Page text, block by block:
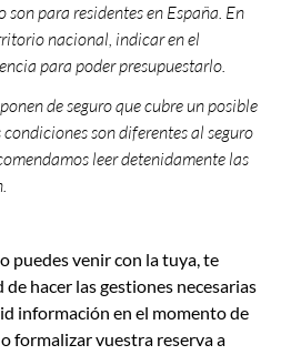
para residentes en España. En
nacional, indicar en el
para poder presupuestarlo.
de seguro que cubre un posible
son diferentes al seguro
leer detenidamente las
puedes venir con la tuya, te
hacer las gestiones necesarias
información en el momento de
formalizar vuestra reserva a